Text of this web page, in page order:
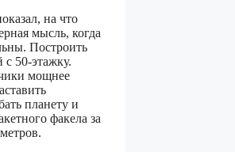
на что
мысль, когда
Построить
с 50-этажку.
мощнее
планету и
факела за